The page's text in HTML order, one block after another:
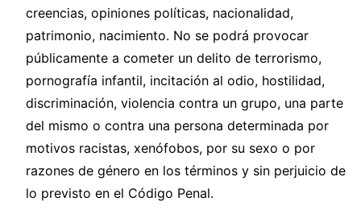
creencias, opiniones políticas, nacionalidad,
patrimonio, nacimiento. No se podrá provocar
públicamente a cometer un delito de terrorismo,
pornografía infantil, incitación al odio, hostilidad,
discriminación, violencia contra un grupo, una parte
del mismo o contra una persona determinada por
motivos racistas, xenófobos, por su sexo o por
razones de género en los términos y sin perjuicio de
lo previsto en el Código Penal.